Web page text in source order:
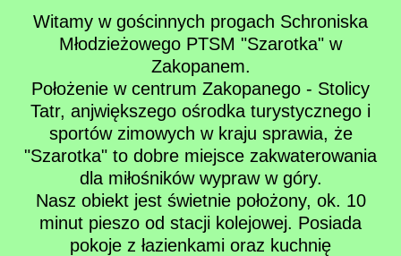
Witamy w gościnnych progach Schroniska
Młodzieżowego PTSM "Szarotka" w
Zakopanem.
Położenie w centrum Zakopanego - Stolicy
Tatr, anjwiększego ośrodka turystycznego i
sportów zimowych w kraju sprawia, że
"Szarotka" to dobre miejsce zakwaterowania
dla miłośników wypraw w góry.
Nasz obiekt jest świetnie położony, ok. 10
minut pieszo od stacji kolejowej. Posiada
pokoje z łazienkami oraz kuchnię